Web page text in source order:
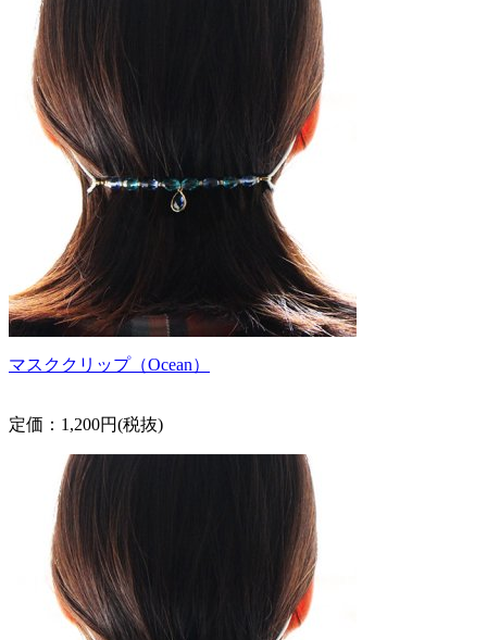
マスククリップ（Ocean）
定価：1,200円(税抜)